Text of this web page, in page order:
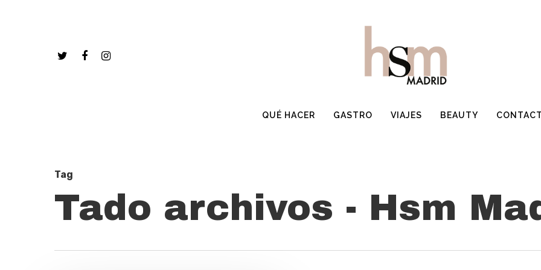
QUÉ HACER GASTRO VIAJES BEAUTY
Tag
Tado archivos - Hsm